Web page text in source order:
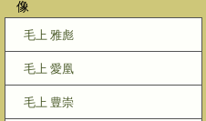
毛上 雅彪
毛上 愛凰
毛上 豊崇